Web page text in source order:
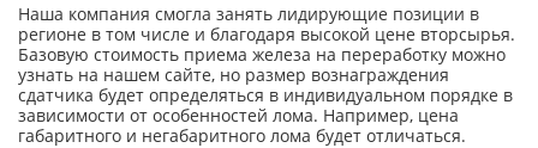
Наша компания смогла занять лидирующие позиции в
регионе в том числе и благодаря высокой цене вторсырья.
Базовую стоимость приема железа на переработку можно
узнать на нашем сайте, но размер вознаграждения
сдатчика будет определяться в индивидуальном порядке в
зависимости от особенностей лома. Например, цена
габаритного и негабаритного лома будет отличаться.